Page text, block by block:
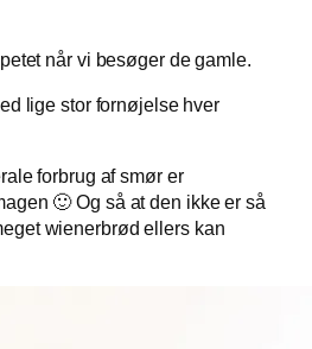
når vi besøger de gamle.
lige stor fornøjelse hver
forbrug af smør er
🙂 Og så at den ikke er så
wienerbrød ellers kan